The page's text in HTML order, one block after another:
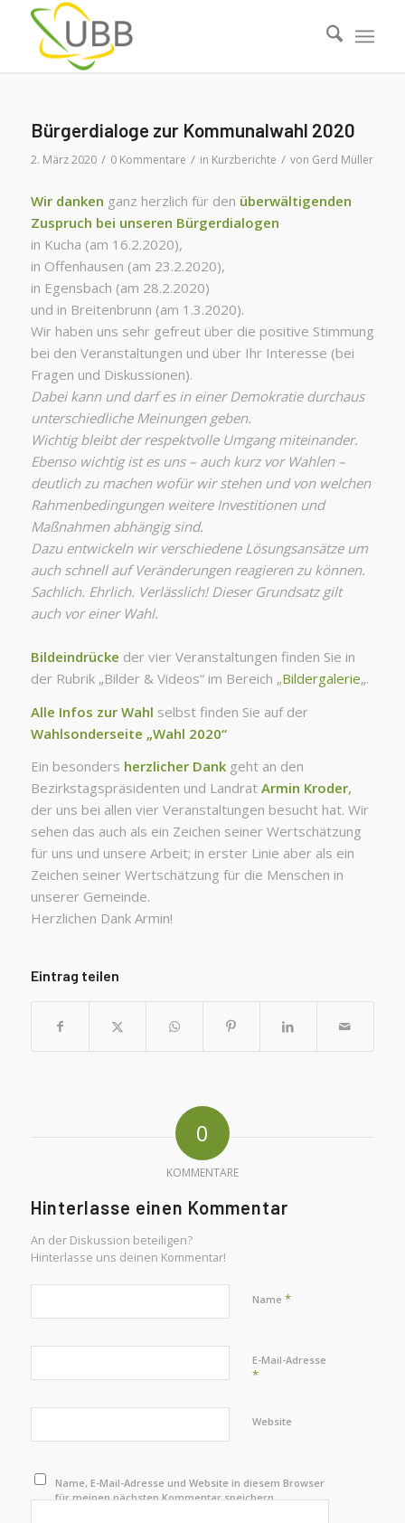
Bürgerdialoge zur Kommunalwahl 2020
2. März 2020 / 0 Kommentare / in Kurzberichte / von Gerd Müller
Wir danken ganz herzlich für den überwältigenden
Zuspruch bei unseren Bürgerdialogen
in Kucha (am 16.2.2020),
in Offenhausen (am 23.2.2020),
in Egensbach (am 28.2.2020)
und in Breitenbrunn (am 1.3.2020).
Wir haben uns sehr gefreut über die positive Stimmung
bei den Veranstaltungen und über Ihr Interesse (bei
Fragen und Diskussionen).
Dabei kann und darf es in einer Demokratie durchaus
unterschiedliche Meinungen geben.
Wichtig bleibt der respektvolle Umgang miteinander.
Ebenso wichtig ist es uns – auch kurz vor Wahlen –
deutlich zu machen wofür wir stehen und von welchen
Rahmenbedingungen weitere Investitionen und
Maßnahmen abhängig sind.
Dazu entwickeln wir verschiedene Lösungsansätze um
auch schnell auf Veränderungen reagieren zu können.
Sachlich. Ehrlich. Verlässlich! Dieser Grundsatz gilt
auch vor einer Wahl.
Bildeindrücke der vier Veranstaltungen finden Sie in
der Rubrik „Bilder & Videos“ im Bereich „Bildergalerie„.
Alle Infos zur Wahl selbst finden Sie auf der
Wahlsonderseite „Wahl 2020“
Ein besonders herzlicher Dankgeht an den
Bezirkstagspräsidenten und Landrat Armin Kroder,
der uns bei allen vier Veranstaltungen besucht hat. Wir
sehen das auch als ein Zeichen seiner Wertschätzung
für uns und unsere Arbeit; in erster Linie aber als ein
Zeichen seiner Wertschätzung für die Menschen in
unserer Gemeinde.
Herzlichen Dank Armin!
Eintrag teilen
0
KOMMENTARE
Hinterlasse einen Kommentar
An der Diskussion beteiligen?
Hinterlasse uns deinen Kommentar!
Name *
E-Mail-Adresse
*
Website
Name, E-Mail-Adresse und Website in diesem Browser
für meinen nächsten Kommentar speichern.